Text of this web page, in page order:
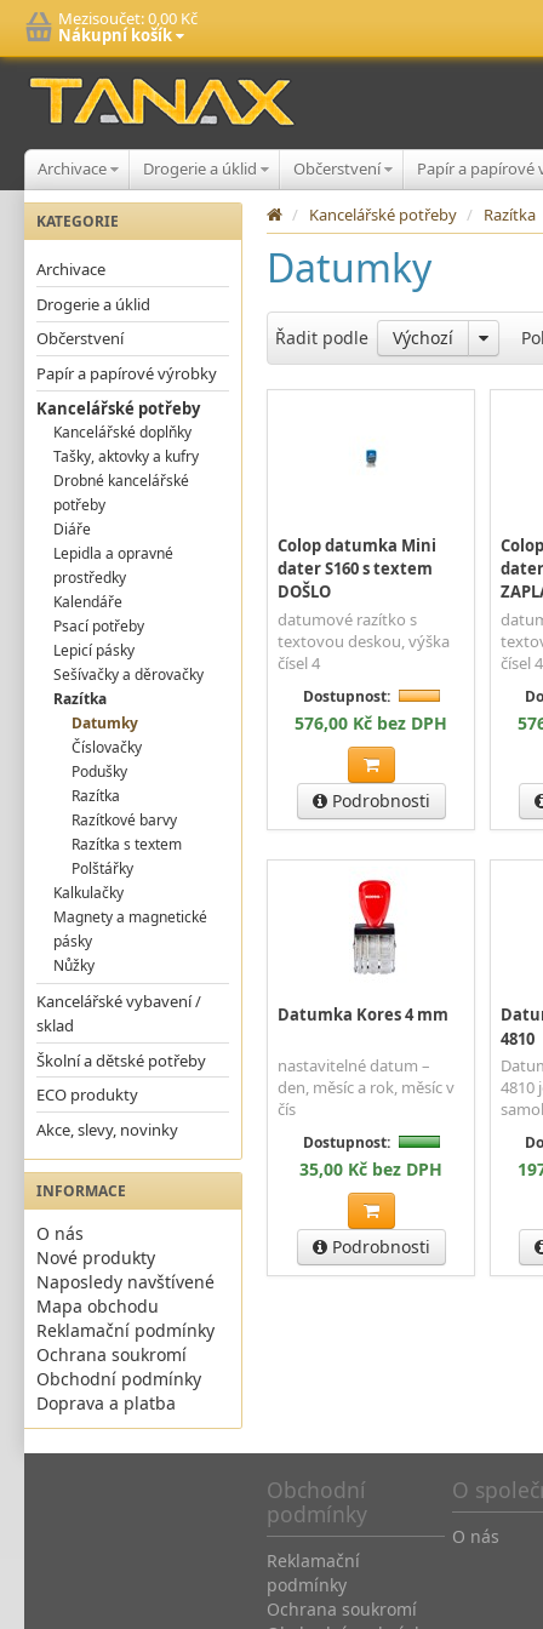
Mezisoučet:0,00 Kč
Nákupní košík
Archivace Drogerie a úklid Občerstvení Papír a
KATEGORIE
Archivace
Drogerie a úklid
Občerstvení
Papír a papírové výrobky
Kancelářské potřeby
Kancelářské doplňky
Tašky, aktovky a kufry
Drobné kancelářské
potřeby
Diáře
Lepidla a opravné
prostředky
Kalendáře
Psací potřeby
Lepicí pásky
Sešívačky a děrovačky
Razítka
Datumky
Číslovačky
Podušky
Razítka
Razítkové barvy
Razítka s textem
Polštářky
Kalkulačky
Magnety a magnetické
pásky
Nůžky
Kancelářské vybavení /
sklad
Školní a dětské potřeby
ECO produkty
Akce, slevy, novinky
INFORMACE
O nás
Nové produkty
Naposledy navštívené
Mapa obchodu
Reklamační podmínky
Ochrana soukromí
Obchodní podmínky
Doprava a platba
/ Kancelářské potřeby / Razítka
Datumky
Řadit podle Výchozí
Colop datumka Mini
dater S160 s textem
DOŠLO
datumové razítko s
textovou deskou, výška
čísel 4
Dostupnost:
576,00 Kč bez DPH
Podrobnosti
čísel 4
Datumka Kores 4 mm
nastavitelné datum –
den, měsíc a rok, měsíc v
čís
Dostupnost:
35,00 Kč bez DPH
Podrobnosti
4810
4810
Obchodní
podmínky
Reklamační
podmínky
Ochrana soukromí
O
O nás